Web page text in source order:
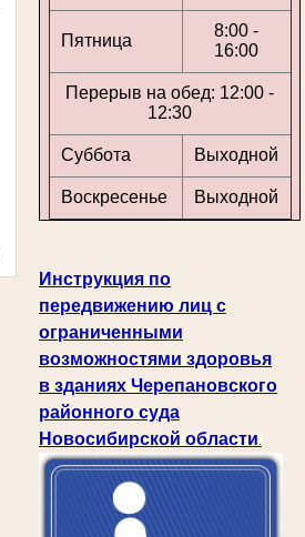
Пятница
8:00 -
16:00
Перерыв на обед: 12:00 -
12:30
Суббота Выходной
Воскресенье Выходной
Инструкция по
передвижению лиц с
ограниченными
возможностями здоровья
в зданиях Черепановского
районного суда
Новосибирской области